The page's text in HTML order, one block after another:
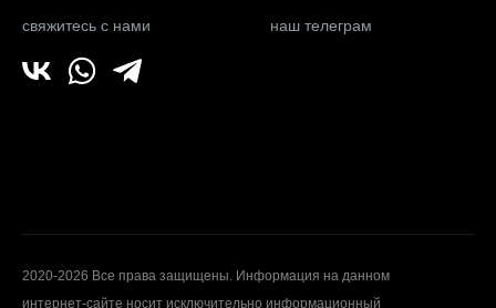
свяжитесь с нами наш телеграм
2020-2026 Все права защищены. Информация на данном
интернет-сайте носит исключительно информационный